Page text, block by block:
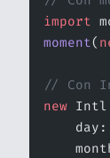
import
moment(
// Con
new
    day: